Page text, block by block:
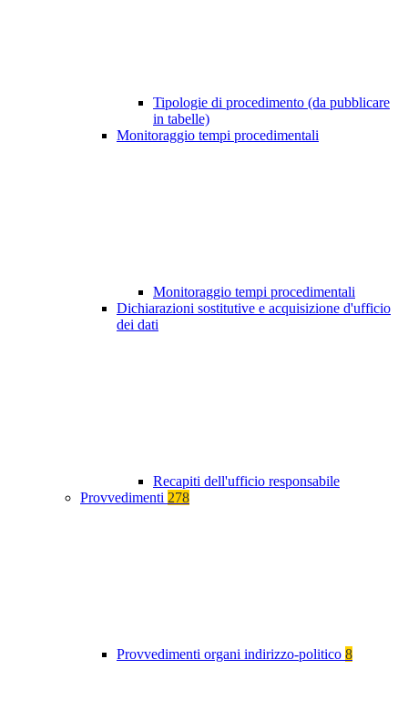
Tipologie di procedimento (da pubblicare
in tabelle)
Monitoraggio tempi procedimentali
Monitoraggio tempi procedimentali
Dichiarazioni sostitutive e acquisizione d'ufficio
dei dati
Recapiti dell'ufficio responsabile
Provvedimenti 278
Provvedimenti organi indirizzo-politico 8